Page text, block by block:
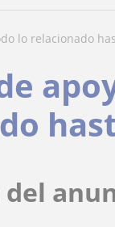
lo relacionado